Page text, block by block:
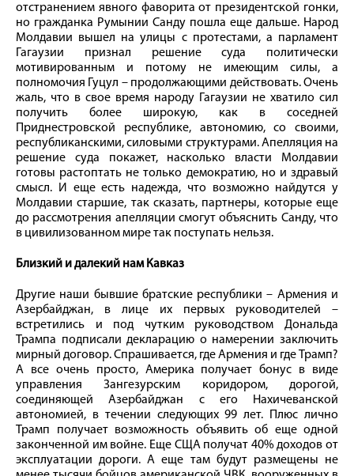
отстранением явного фаворита от президентской гонки,
но гражданка Румынии Санду пошла еще дальше. Народ
Молдавии вышел на улицы с протестами, а парламент
Гагаузии признал решение суда политически
мотивированным и потому не имеющим силы, а
полномочия Гуцул – продолжающими действовать. Очень
жаль, что в свое время народу Гагаузии не хватило сил
получить более широкую, как в соседней
Приднестровской республике, автономию, со своими,
республиканскими, силовыми структурами. Апелляция на
решение суда покажет, насколько власти Молдавии
готовы растоптать не только демократию, но и здравый
смысл. И еще есть надежда, что возможно найдутся у
Молдавии старшие, так сказать, партнеры, которые еще
до рассмотрения апелляции смогут объяснить Санду, что
в цивилизованном мире так поступать нельзя.
Близкий и далекий нам Кавказ
Другие наши бывшие братские республики – Армения и
Азербайджан, в лице их первых руководителей –
встретились и под чутким руководством Дональда
Трампа подписали декларацию о намерении заключить
мирный договор. Спрашивается, где Армения и где Трамп?
А все очень просто, Америка получает бонус в виде
управления Зангезурским коридором, дорогой,
соединяющей Азербайджан с его Нахичеванской
автономией, в течении следующих 99 лет. Плюс лично
Трамп получает возможность объявить об еще одной
законченной им войне. Еще СЩА получат 40% доходов от
эксплуатации дороги. А еще там будут размещены не